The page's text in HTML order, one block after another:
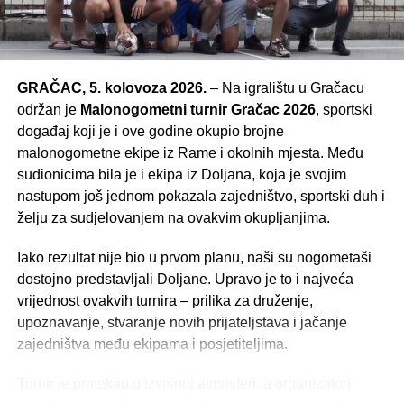
GRAČAC, 5. kolovoza 2026.– Na igralištu u Gračacu
održan je Malonogometni turnir Gračac 2026, sportski
događaj koji je i ove godine okupio brojne
malonogometne ekipe iz Rame i okolnih mjesta. Među
sudionicima bila je i ekipa iz Doljana, koja je svojim
nastupom još jednom pokazala zajedništvo, sportski duh i
želju za sudjelovanjem na ovakvim okupljanjima.
Iako rezultat nije bio u prvom planu, naši su nogometaši
dostojno predstavljali Doljane. Upravo je to i najveća
vrijednost ovakvih turnira – prilika za druženje,
upoznavanje, stvaranje novih prijateljstava i jačanje
zajedništva među ekipama i posjetiteljima.